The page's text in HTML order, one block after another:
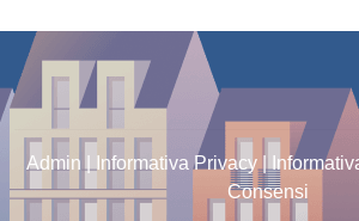
Admin Informativa Privacy|
Consensi